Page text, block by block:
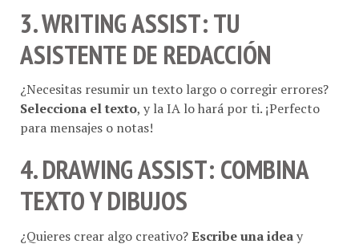
3. WRITING ASSIST: TU
ASISTENTE DE REDACCIÓN
¿Necesitas resumir un texto largo o corregir errores?
Selecciona el texto , y la IA lo hará por ti. ¡Perfecto
para mensajes o notas!
4. DRAWING ASSIST: COMBINA
TEXTO Y DIBUJOS
¿Quieres crear algo creativo?Escribe una idea y